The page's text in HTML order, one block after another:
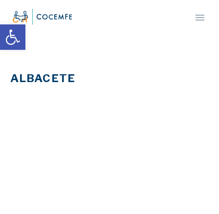
ALBACETE
Abrir barra de herramientas